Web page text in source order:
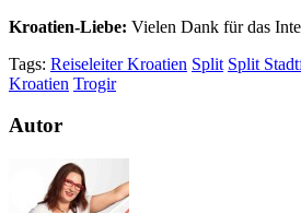
Kroatien-Liebe: Vielen Dank für das
Tags: Reiseleiter Kroatien Split Split
Kroatien Trogir
Autor